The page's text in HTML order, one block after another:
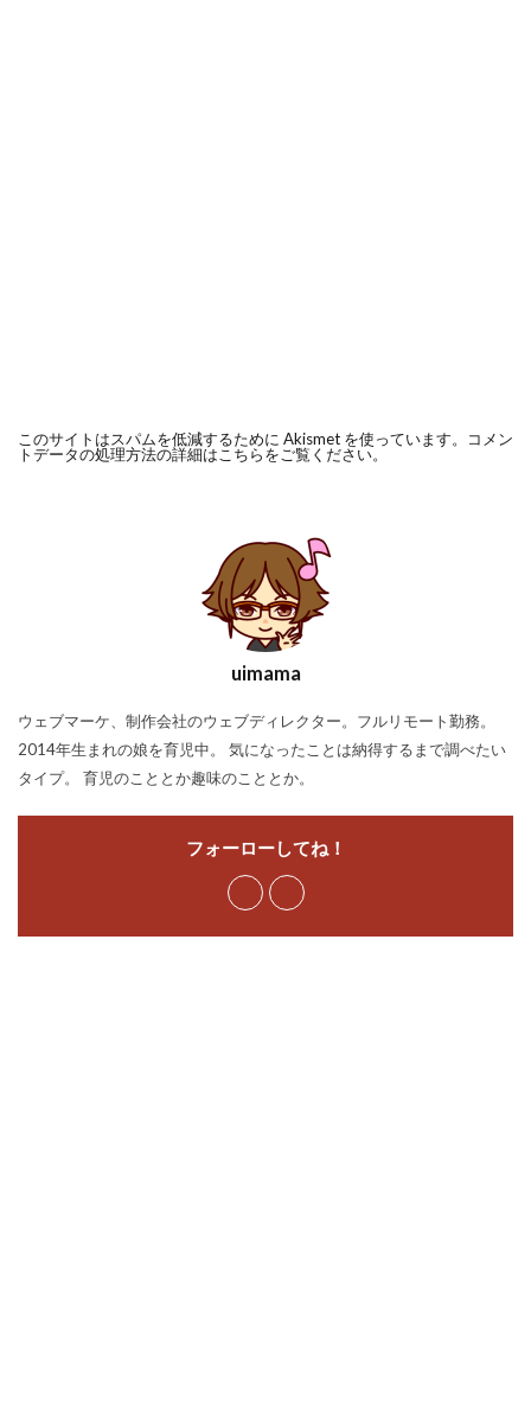
このサイトはスパムを低減するために Akismet を使っています。
コメン
トデータの処理方法の詳細はこちらをご覧ください。
uimama
ウェブマーケ、制作会社のウェブディレクター。フルリモート勤務。
2014年生まれの娘を育児中。 気になったことは納得するまで調べたい
タイプ。 育児のこととか趣味のこととか。
フォーローしてね！